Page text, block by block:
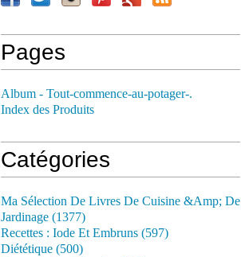
Pages
Album - Tout-commence-au-potager-.
Index des Produits
Catégories
Ma Sélection De Livres De Cuisine &Amp; De
Jardinage (1377)
Recettes : Iode Et Embruns (597)
Diététique (500)